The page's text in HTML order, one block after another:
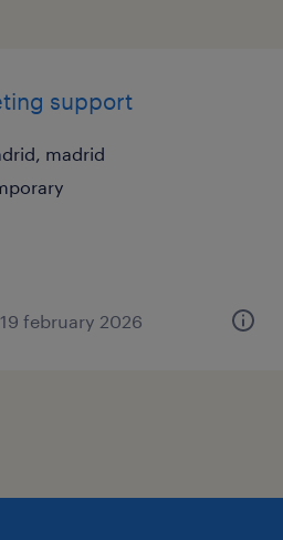
support
madrid
february 2026